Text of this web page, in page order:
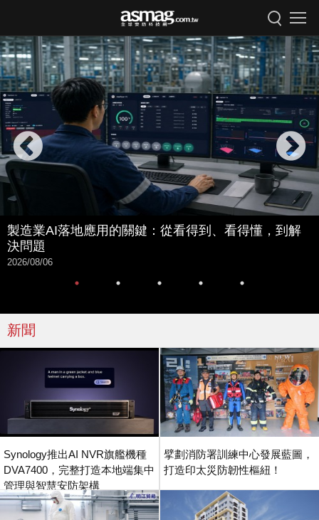
製造業AI落地應用的關鍵：從看得到、看得懂，到解
決問題
2026/08/06
新聞
Synology推出AI NVR旗艦機種
DVA7400，完整打造本地端集中
管理與智慧安防架構
擘劃消防署訓練中心發展藍圖，
打造印太災防韌性樞紐！